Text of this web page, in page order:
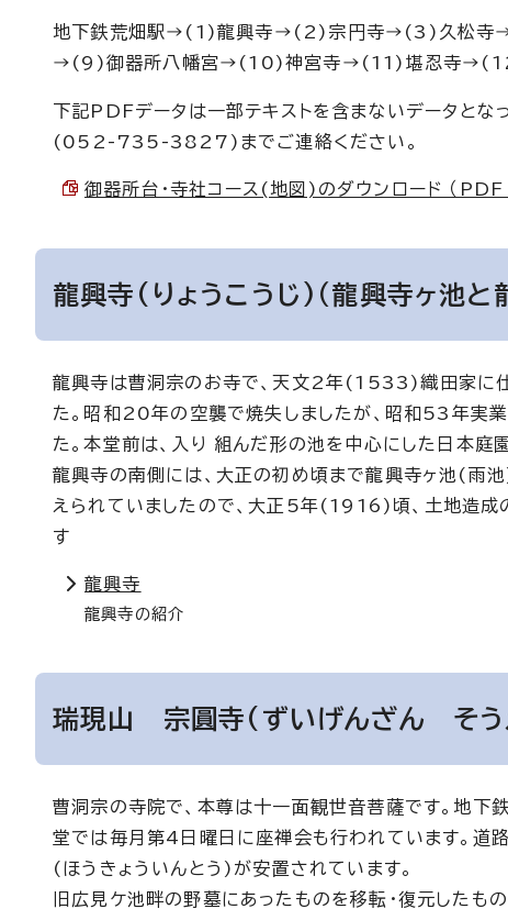
地下鉄荒畑駅→(1)龍興寺→(2)宗円寺→(3)久松
→(9)御器所八幡宮→(10)神宮寺→(11)堪忍寺
下記PDFデータは一部テキストを含まないデータとな
(052-735-3827)までご連絡ください。
御器所台・寺社コース(地図)のダウンロード （
龍興寺(りょうこうじ)（龍興寺ヶ池と
龍興寺は曹洞宗のお寺で、天文2年(1533)織田家に
た。昭和20年の空襲で焼失しましたが、昭和53年実
た。本堂前は、入り 組んだ形の池を中心にした日本庭
龍興寺の南側には、大正の初め頃まで龍興寺ヶ池(雨
えられていましたので、大正5年(1916)頃、土地造成
す
龍興寺
龍興寺の紹介
瑞現山 宗圓寺(ずいげんざん そう
曹洞宗の寺院で、本尊は十一面観世音菩薩です。地下
堂では毎月第4日曜日に座禅会も行われています。道
(ほうきょういんとう)が安置されています。
旧広見ケ池畔の野墓にあったものを移転・復元したも